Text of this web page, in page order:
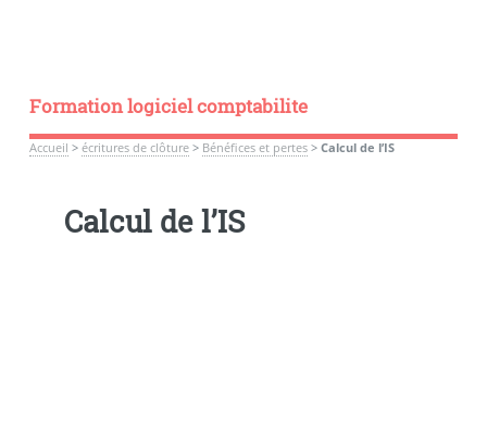
Formation logiciel comptabilite
Accueil > écritures de clôture> Bénéfices et pertes> Calcul de l’IS
Calcul de l’IS